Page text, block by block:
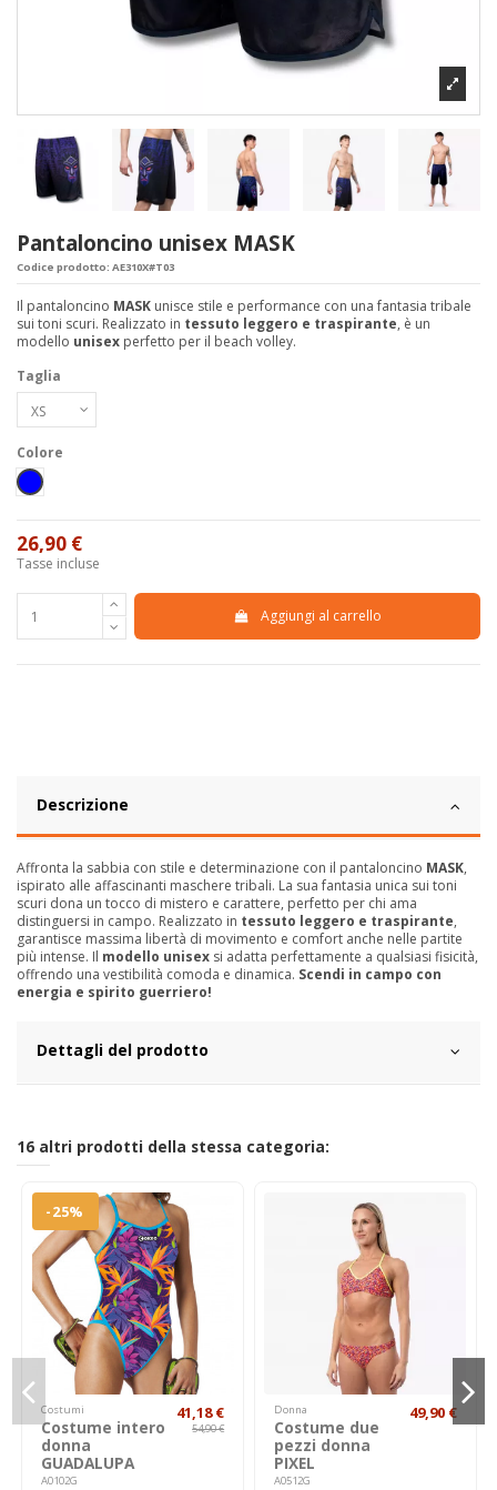
Pantaloncino unisex MASK
Codice prodotto: AE310X#T03
Il pantaloncino MASK unisce stile e performance con una fantasia tribale
sui toni scuri. Realizzato in tessuto leggero e traspirante, è un
modello unisex perfetto per il beach volley.
Taglia
Colore
Blu
26,90 €
Tasse incluse
Aggiungi al carrello
Descrizione
Affronta la sabbia con stile e determinazione con il pantaloncino MASK,
ispirato alle affascinanti maschere tribali. La sua fantasia unica sui toni
scuri dona un tocco di mistero e carattere, perfetto per chi ama
distinguersi in campo. Realizzato in tessuto leggero e traspirante,
garantisce massima libertà di movimento e comfort anche nelle partite
più intense. Il modello unisex si adatta perfettamente a qualsiasi fisicità,
offrendo una vestibilità comoda e dinamica. Scendi in campo con
energia e spirito guerriero!
Dettagli del prodotto
16 altri prodotti della stessa categoria:
-25%
Costumi
Costume intero
donna
GUADALUPA
A0102G
41,18 €
54,90 €
Donna
Costume due
pezzi donna
PIXEL
A0512G
49,90 €